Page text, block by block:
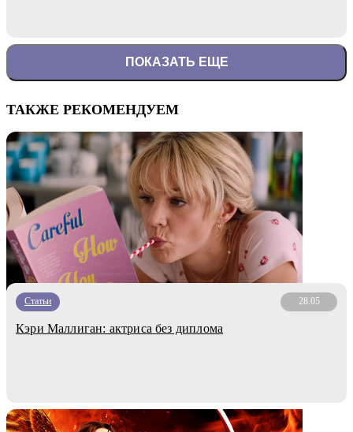
ПОКАЗАТЬ ЕЩЕ
ТАКЖЕ РЕКОМЕНДУЕМ
Статьи 28.05
Кэри Маллиган: актриса без диплома